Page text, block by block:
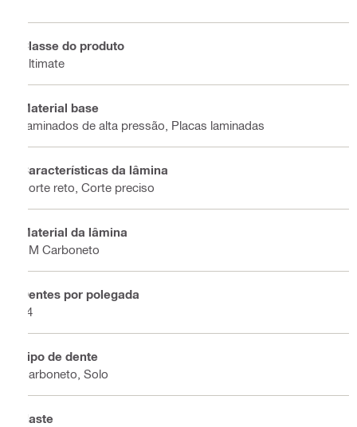
Classe do produto
Ultimate
Material base
Laminados de alta pressão, Placas laminadas
Características da lâmina
Corte reto, Corte preciso
Material da lâmina
HM Carboneto
Dentes por polegada
14
Tipo de dente
Carboneto, Solo
Haste